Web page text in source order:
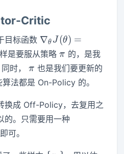
Critic
目标函数 \nabla_\theta
J(\theta) =
\mathbb{E}_{S
\sim d, A \sim
\pi}[*]
∇θ J (θ) =
是要服从策略\pi
π 的，是我
同时，\pi
π 也是我们要更新的
法都是 On-Policy 的。
换成 Off-Policy，去复用之
的。只需要用一种
可。